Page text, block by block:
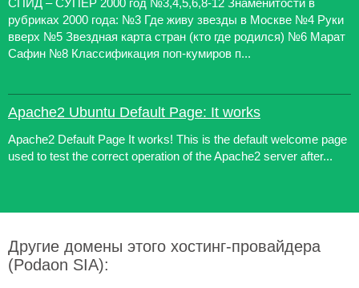
СПИД – СУПЕР 2000 год №3,4,5,6,8-12 Знаменитости в
рубриках 2000 года: №3 Где живу звезды в Москве №4 Руки
вверх №5 Звездная карта стран (кто где родился) №6 Марат
Сафин №8 Классификация поп-кумиров п...
Apache2 Ubuntu Default Page: It works
Apache2 Default Page It works! This is the default welcome page
used to test the correct operation of the Apache2 server after...
Другие домены этого хостинг-провайдера
(Podaon SIA):